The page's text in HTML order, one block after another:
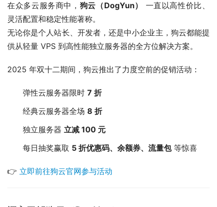
在众多云服务商中， 狗云（DogYun）
一直以高性价比、
灵活配置和稳定性能著称。
无论你是个人站长、开发者，还是中小企业主，狗云都能提
供从轻量 VPS 到高性能独立服务器的全方位解决方案。
2025 年双十二期间，狗云推出了力度空前的促销活动：
弹性云服务器限时 7 折
经典云服务器全场 8 折
独立服务器 立减 100 元
每日抽奖赢取 5 折优惠码、余额券、流量包等惊喜
👉 立即前往狗云官网参与活动